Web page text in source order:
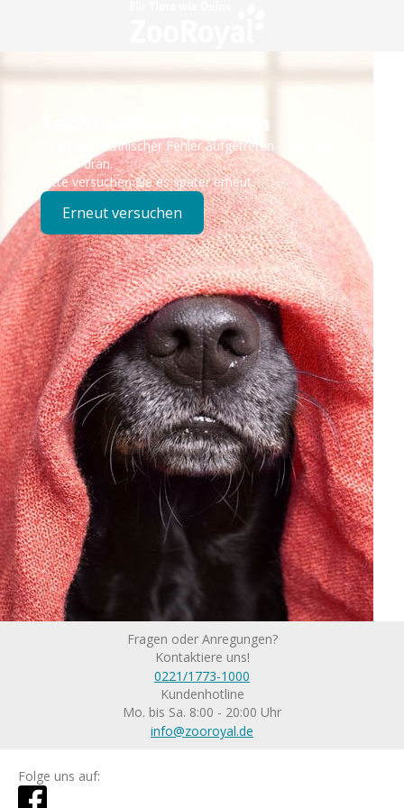
Technisches Problem
Es ist ein technischer Fehler aufgetreten – wir sind
bereits dran.
Bitte versuchen Sie es später erneut.
Erneut versuchen
Fragen oder Anregungen?
Kontaktiere uns!
0221/1773-1000
Kundenhotline
Mo. bis Sa. 8:00 - 20:00 Uhr
info@zooroyal.de
Folge uns auf: